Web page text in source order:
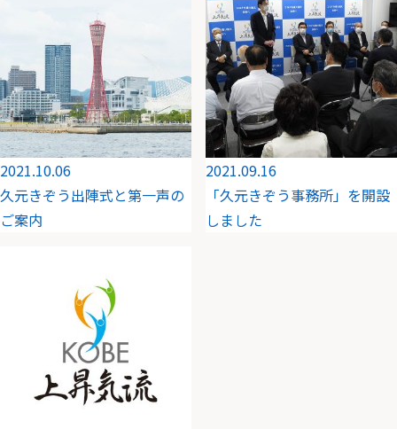
2021.10.06
久元きぞう出陣式と第一声の
ご案内
2021.09.16
「久元きぞう事務所」を開設
しました